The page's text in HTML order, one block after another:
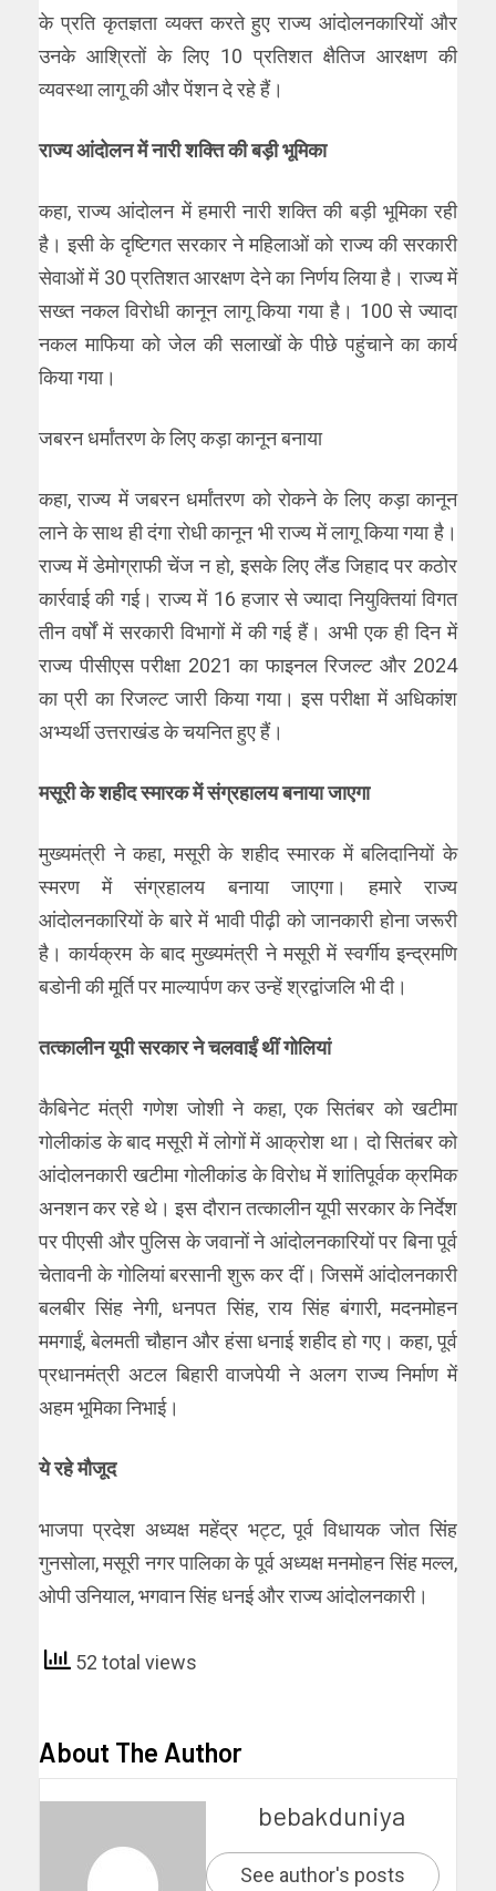
के प्रति कृतज्ञता व्यक्त करते हुए राज्य आंदोलनकारियों और
उनके आश्रितों के लिए 10 प्रतिशत क्षैतिज आरक्षण की
व्यवस्था लागू की और पेंशन दे रहे हैं।
राज्य आंदोलन में नारी शक्ति की बड़ी भूमिका
कहा, राज्य आंदोलन में हमारी नारी शक्ति की बड़ी भूमिका रही
है। इसी के दृष्टिगत सरकार ने महिलाओं को राज्य की सरकारी
सेवाओं में 30 प्रतिशत आरक्षण देने का निर्णय लिया है। राज्य में
सख्त नकल विरोधी कानून लागू किया गया है। 100 से ज्यादा
नकल माफिया को जेल की सलाखों के पीछे पहुंचाने का कार्य
किया गया।
जबरन धर्मांतरण के लिए कड़ा कानून बनाया
कहा, राज्य में जबरन धर्मांतरण को रोकने के लिए कड़ा कानून
लाने के साथ ही दंगा रोधी कानून भी राज्य में लागू किया गया है।
राज्य में डेमोग्राफी चेंज न हो, इसके लिए लैंड जिहाद पर कठोर
कार्रवाई की गई। राज्य में 16 हजार से ज्यादा नियुक्तियां विगत
तीन वर्षों में सरकारी विभागों में की गई हैं। अभी एक ही दिन में
राज्य पीसीएस परीक्षा 2021 का फाइनल रिजल्ट और 2024
का प्री का रिजल्ट जारी किया गया। इस परीक्षा में अधिकांश
अभ्यर्थी उत्तराखंड के चयनित हुए हैं।
मसूरी के शहीद स्मारक में संग्रहालय बनाया जाएगा
मुख्यमंत्री ने कहा, मसूरी के शहीद स्मारक में बलिदानियों के
स्मरण में संग्रहालय बनाया जाएगा। हमारे राज्य
आंदोलनकारियों के बारे में भावी पीढ़ी को जानकारी होना जरूरी
है। कार्यक्रम के बाद मुख्यमंत्री ने मसूरी में स्वर्गीय इन्द्रमणि
बडोनी की मूर्ति पर माल्यार्पण कर उन्हें श्रद्वांजलि भी दी।
तत्कालीन यूपी सरकार ने चलवाईं थीं गोलियां
कैबिनेट मंत्री गणेश जोशी ने कहा, एक सितंबर को खटीमा
गोलीकांड के बाद मसूरी में लोगों में आक्रोश था। दो सितंबर को
आंदोलनकारी खटीमा गोलीकांड के विरोध में शांतिपूर्वक क्रमिक
अनशन कर रहे थे। इस दौरान तत्कालीन यूपी सरकार के निर्देश
पर पीएसी और पुलिस के जवानों ने आंदोलनकारियों पर बिना पूर्व
चेतावनी के गोलियां बरसानी शुरू कर दीं। जिसमें आंदोलनकारी
बलबीर सिंह नेगी, धनपत सिंह, राय सिंह बंगारी, मदनमोहन
ममगाईं, बेलमती चौहान और हंसा धनाई शहीद हो गए। कहा, पूर्व
प्रधानमंत्री अटल बिहारी वाजपेयी ने अलग राज्य निर्माण में
अहम भूमिका निभाई।
ये रहे मौजूद
भाजपा प्रदेश अध्यक्ष महेंद्र भट्ट, पूर्व विधायक जोत सिंह
गुनसोला, मसूरी नगर पालिका के पूर्व अध्यक्ष मनमोहन सिंह मल्ल,
ओपी उनियाल, भगवान सिंह धनई और राज्य आंदोलनकारी।
52 total views
About The Author
bebakduniya
See author's posts